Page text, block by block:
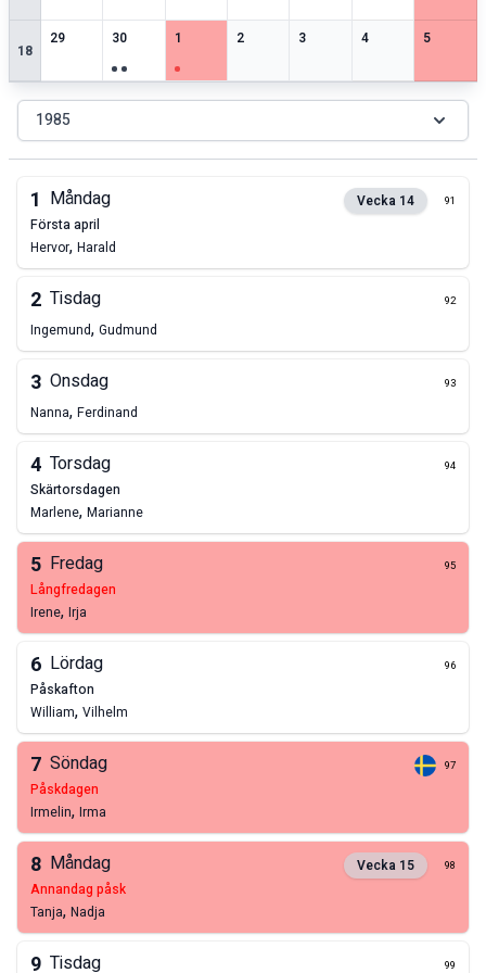
18
29
1speciella datum
30
3speciella datum
12 speciella datum
2
2speciella datum
3
2speciella datum
4
2speciella datum
5
2
1985
1 Måndag Vecka 14 91
första april
Hervor, Harald
2 Tisdag 92
Ingemund, Gudmund
3 Onsdag 93
Nanna, Ferdinand
4 Torsdag 94
skärtorsdagen
Marlene, Marianne
5 Fredag 95
långfredagen
Irene, Irja
6 Lördag 96
påskafton
William, Vilhelm
7 Söndag 97
påskdagen
Irmelin, Irma
8 Måndag Vecka 15 98
annandag påsk
Tanja, Nadja
9 Tisdag 99